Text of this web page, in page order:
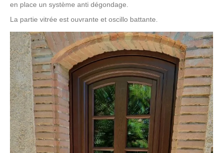
en place un système anti dégondage.
La partie vitrée est ouvrante et oscillo battante.